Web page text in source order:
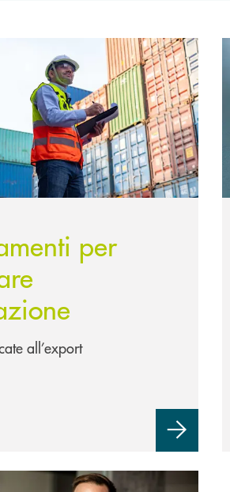
SACE per supportare
per
all’export
nella forma di Prestiti